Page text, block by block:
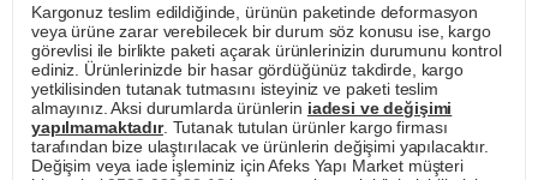
Kargonuz teslim edildiğinde, ürünün paketinde deformasyon
veya ürüne zarar verebilecek bir durum söz konusu ise, kargo
görevlisi ile birlikte paketi açarak ürünlerinizin durumunu kontrol
ediniz. Ürünlerinizde bir hasar gördüğünüz takdirde, kargo
yetkilisinden tutanak tutmasını isteyiniz ve paketi teslim
almayınız. Aksi durumlarda ürünlerin iadesi ve değişimi
yapılmamaktadır. Tutanak tutulan ürünler kargo firması
tarafından bize ulaştırılacak ve ürünlerin değişimi yapılacaktır.
Değişim veya iade işleminiz için Afeks Yapı Market müşteri